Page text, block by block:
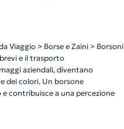
Viaggio > Borse e Zaini > Borsoni
e il trasporto
aziendali, diventano
dei colori. Un borsone
contribuisce a una percezione